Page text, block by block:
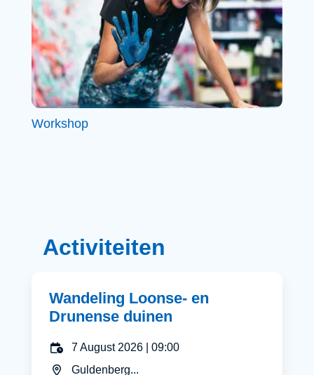
Workshop
Activiteiten
Wandeling Loonse- en
Drunense duinen
7 August 2026 | 09:00
Guldenberg...